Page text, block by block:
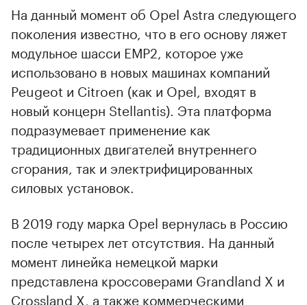
На данный момент об Opel Astra следующего
поколения известно, что в его основу ляжет
модульное шасси EMP2, которое уже
использовано в новых машинах компаний
Peugeot и Citroen (как и Opel, входят в
новый концерн Stellantis). Эта платформа
подразумевает применение как
традиционных двигателей внутреннего
сгорания, так и электрифицированных
силовых установок.
В 2019 году марка Opel вернулась в Россию
после четырех лет отсутствия. На данный
момент линейка немецкой марки
представлена кроссоверами Grandland X и
Crossland X, а также коммерческими